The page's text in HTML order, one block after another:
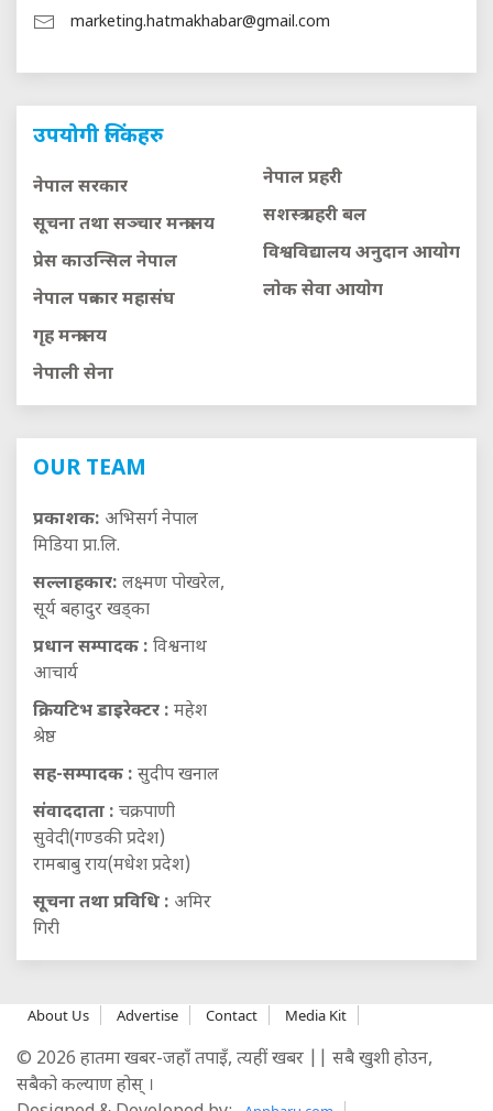
marketing.hatmakhabar@gmail.com
उपयोगी लिंकहरु
नेपाल सरकार
सूचना तथा सञ्चार मन्त्रालय
प्रेस काउन्सिल नेपाल
नेपाल पत्रकार महासंघ
गृह मन्त्रालय
नेपाली सेना
नेपाल प्रहरी
सशस्त्र प्रहरी बल
विश्वविद्यालय अनुदान आयाेग
लाेक सेवा आयाेग
OUR TEAM
प्रकाशक: अभिसर्ग नेपाल
मिडिया प्रा.लि.
सल्लाहकार: लक्ष्मण पोखरेल,
सूर्य बहादुर खड्का
प्रधान सम्पादक : विश्वनाथ
आचार्य
क्रियटिभ डाइरेक्टर : महेश
श्रेष्ठ
सह-सम्पादक : सुदीप खनाल
संवाददाता : चक्रपाणी
सुवेदी(गण्डकी प्रदेश)
रामबाबु राय(मधेश प्रदेश)
सूचना तथा प्रविधि : अमिर
गिरी
About Us Advertise Contact Media Kit
© 2026 हातमा खबर-जहाँ तपाइँ, त्यहीं खबर || सबै खुशी होउन,
सबैको कल्याण होस् ।